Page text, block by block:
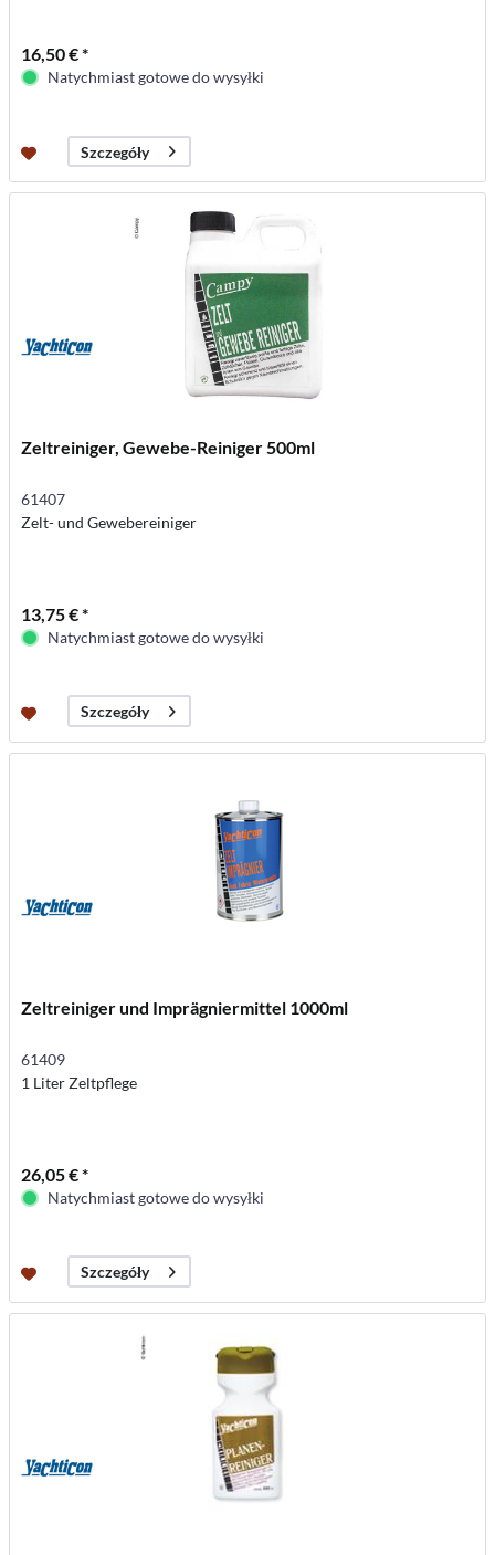
16,50 € *
Natychmiast gotowe do wysyłki
Szczegóły
Zeltreiniger, Gewebe-Reiniger 500ml
61407
Zelt- und Gewebereiniger
13,75 € *
Natychmiast gotowe do wysyłki
Szczegóły
Zeltreiniger und Imprägniermittel 1000ml
61409
1 Liter Zeltpflege
26,05 € *
Natychmiast gotowe do wysyłki
Szczegóły